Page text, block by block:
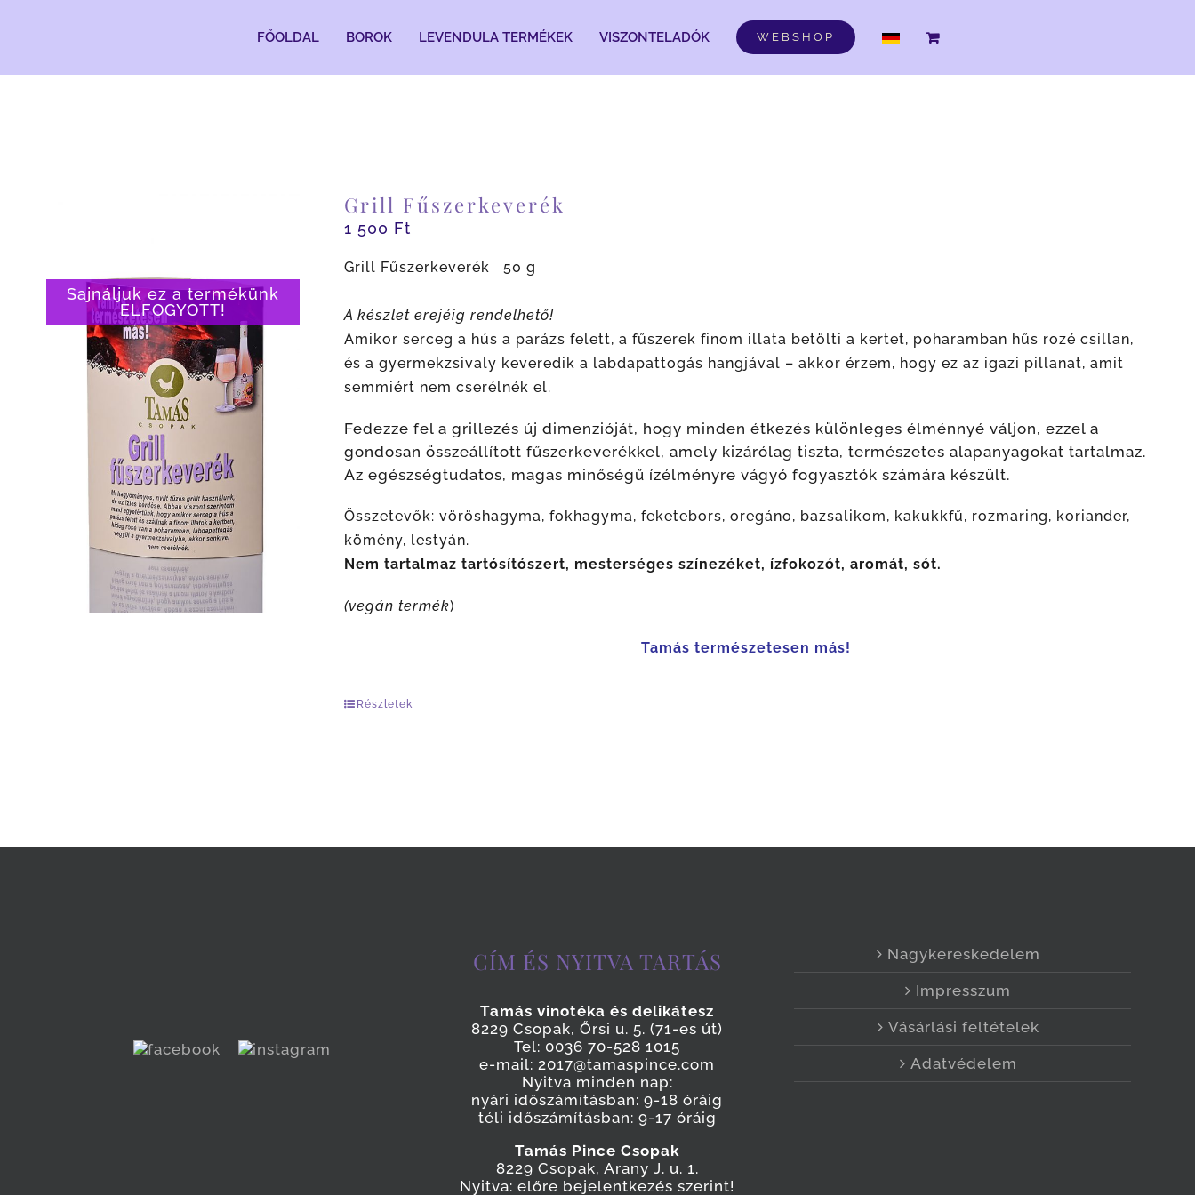
FŐOLDAL BOROK LEVENDULA TERMÉKEK VISZONTELADÓK WEBSHOP DE
Sajnáljuk ez a termékünk
ELFOGYOTT!
Grill Fűszerkeverék
1 500 Ft
Grill Fűszerkeverék 50 g
A készlet erejéig rendelhető!
Amikor serceg a hús a parázs felett, a fűszerek finom illata betölti a kertet, poharamban hűs rozé csillan,
és a gyermekzsivaly keveredik a labdapattogás hangjával – akkor érzem, hogy ez az igazi pillanat, amit
semmiért nem cserélnék el.
Fedezze fel a grillezés új dimenzióját, hogy minden étkezés különleges élménnyé váljon, ezzel a
gondosan összeállított fűszerkeverékkel, amely kizárólag tiszta, természetes alapanyagokat tartalmaz.
Az egészségtudatos, magas minőségű ízélményre vágyó fogyasztók számára készült.
Összetevők: vöröshagyma, fokhagyma, feketebors, oregáno, bazsalikom, kakukkfű, rozmaring, koriander,
kömény, lestyán.
Nem tartalmaz tartósítószert, mesterséges színezéket, ízfokozót, aromát, sót.
(vegán termék)
Tamás természetesen más!
Részletek
CÍM ÉS NYITVA TARTÁS
Tamás vinotéka és delikátesz
8229 Csopak, Őrsi u. 5. (71-es út)
Tel: 0036 70-528 1015
e-mail: 2017@tamaspince.com
Nyitva minden nap:
nyári időszámításban: 9-18 óráig
téli időszámításban: 9-17 óráig
Tamás Pince Csopak
8229 Csopak, Arany J. u. 1.
Nyitva: előre bejelentkezés szerint!
Nagykereskedelem
Impresszum
Vásárlási feltételek
Adatvédelem